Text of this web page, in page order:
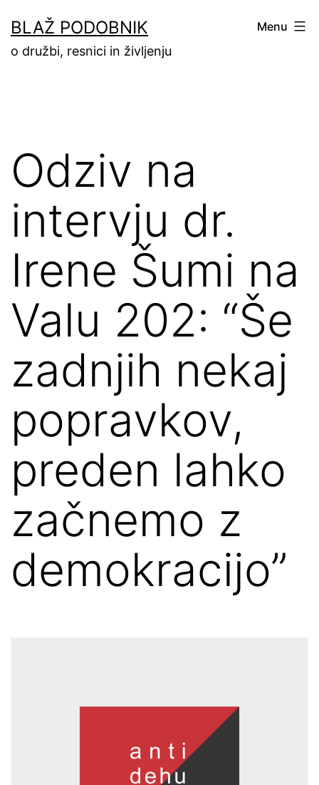
to
content
BLAŽ PODOBNIK
o družbi, resnici in življenju
Menu
Odziv na
intervju dr.
Irene Šumi na
Valu 202: “Še
zadnjih nekaj
popravkov,
preden lahko
začnemo z
demokracijo”